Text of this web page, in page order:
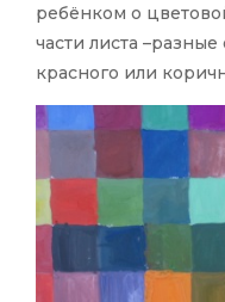
ребёнком о
части листа
красного или